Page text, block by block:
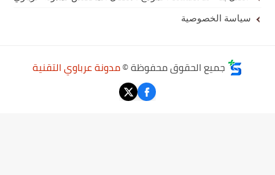
سياسة الخصوصية
جميع الحقوق محفوظة ©مدونة عرباوي التقنية